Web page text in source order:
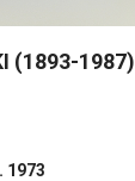
(1893-1987)
1973